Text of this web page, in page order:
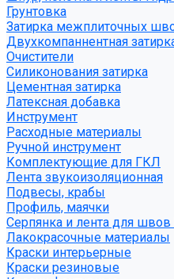
Грунтовка
Затирка межплиточных
Двухкомпаннентная
Очистители
Силиконования затирка
Цементная затирка
Латексная добавка
Инструмент
Расходные материалы
Ручной инструмент
Комплектующие для ГКЛ
Лента звукоизоляционная
Подвесы, крабы
Профиль, маячки
Серпянка и лента для
Лакокрасочные материалы
Краски интерьерные
Краски резиновые